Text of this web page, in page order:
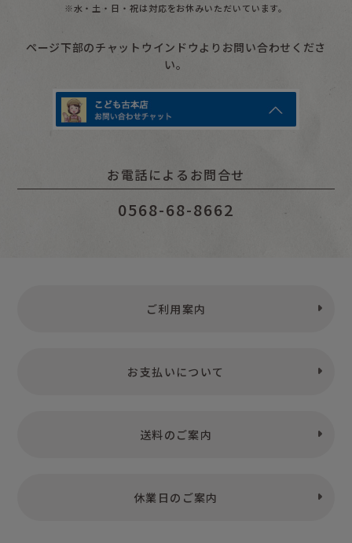
※水・土・日・祝は対応をお休みいただいています。
ページ下部のチャットウインドウよりお問い合わせくださ
い。
お電話によるお問合せ
0568-68-8662
ご利用案内
お支払いについて
送料のご案内
休業日のご案内